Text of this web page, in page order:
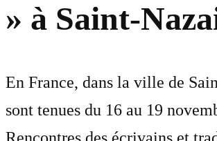
» à Saint-
En France, dans la ville de
sont tenues du 16 au 19